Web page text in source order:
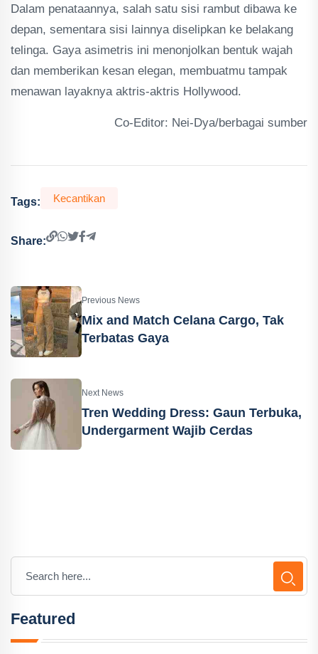
Dalam penataannya, salah satu sisi rambut dibawa ke
depan, sementara sisi lainnya diselipkan ke belakang
telinga. Gaya asimetris ini menonjolkan bentuk wajah
dan memberikan kesan elegan, membuatmu tampak
menawan layaknya aktris-aktris Hollywood.
Co-Editor: Nei-Dya/berbagai sumber
Tags: Kecantikan
Share:
Previous News
Mix and Match Celana Cargo, Tak
Terbatas Gaya
Next News
Tren Wedding Dress: Gaun Terbuka,
Undergarment Wajib Cerdas
Featured